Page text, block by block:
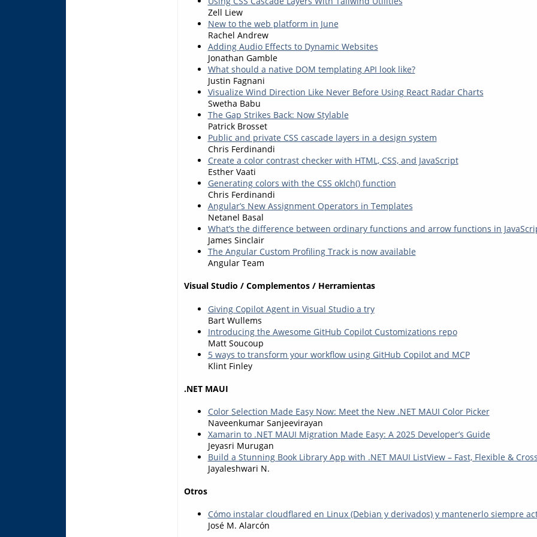
Zell Liew
New to the web platform in June
Rachel Andrew
Adding Audio Effects to Dynamic Websites
Jonathan Gamble
What should a native DOM templating API look like?
Justin Fagnani
Visualize Wind Direction Like Never Before Using React Radar Charts
Swetha Babu
The Gap Strikes Back: Now Stylable
Patrick Brosset
Public and private CSS cascade layers in a design system
Chris Ferdinandi
Create a color contrast checker with HTML, CSS, and JavaScript
Esther Vaati
Generating colors with the CSS oklch() function
Chris Ferdinandi
Angular’s New Assignment Operators in Templates
Netanel Basal
What’s the difference between ordinary functions and arrow functions in
James Sinclair
The Angular Custom Profiling Track is now available
Angular Team
Visual Studio / Complementos / Herramientas
Giving Copilot Agent in Visual Studio a try
Bart Wullems
Introducing the Awesome GitHub Copilot Customizations repo
Matt Soucoup
5 ways to transform your workflow using GitHub Copilot and MCP
Klint Finley
.NET MAUI
Color Selection Made Easy Now: Meet the New .NET MAUI Color Picker
Naveenkumar Sanjeevirayan
Xamarin to .NET MAUI Migration Made Easy: A 2025 Developer’s Guide
Jeyasri Murugan
Build a Stunning Book Library App with .NET MAUI ListView – Fast, Flexible &
Jayaleshwari N.
Otros
Cómo instalar cloudflared en Linux (Debian y derivados) y mantenerlo siempre
José M. Alarcón